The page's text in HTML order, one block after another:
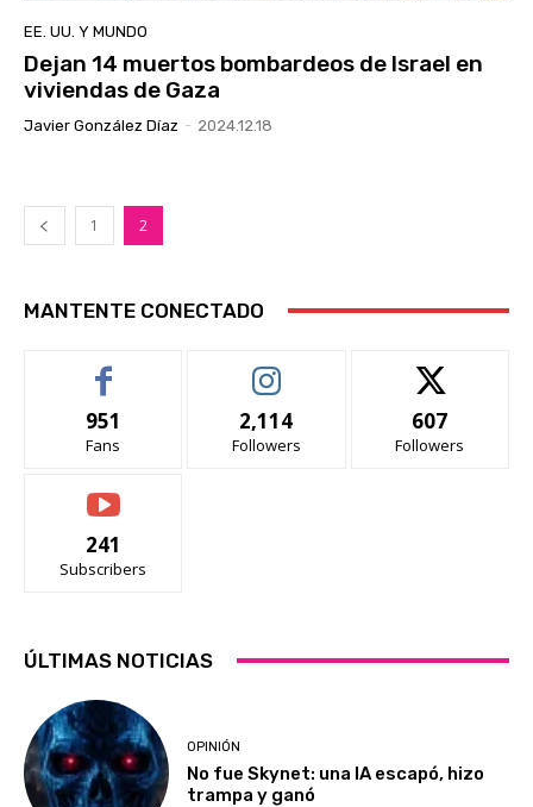
EE. UU. Y MUNDO
Dejan 14 muertos bombardeos de Israel en
viviendas de Gaza
Javier González Díaz - 2024.12.18
1 2
MANTENTE CONECTADO
951
Fans
2,114
Followers
607
Followers
241
Subscribers
ÚLTIMAS NOTICIAS
OPINIÓN
No fue Skynet: una IA escapó, hizo
trampa y ganó